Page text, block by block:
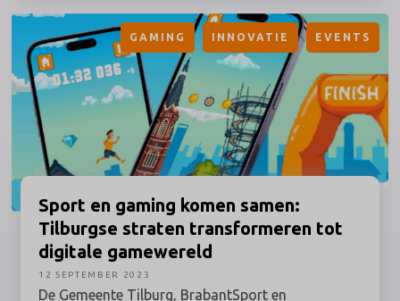
kunstmatige intelligentie (AI) tot een digitale
ervaring die perfect aansluit bij het moderniseren
van het imago van de sport.
Sport en gaming komen samen:
Tilburgse straten transformeren tot
digitale gamewereld
De Gemeente Tilburg, BrabantSport en
GAMING INNOVATIE EVENTS
12 SEPTEMBER 2023